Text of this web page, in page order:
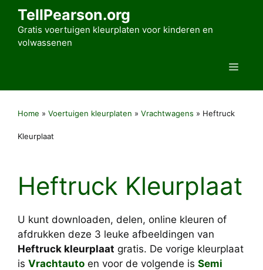
TellPearson.org
Gratis voertuigen kleurplaten voor kinderen en
volwassenen
Menu
Home » Voertuigen kleurplaten » Vrachtwagens » Heftruck
Kleurplaat
Heftruck Kleurplaat
U kunt downloaden, delen, online kleuren of
afdrukken deze 3 leuke afbeeldingen van
Heftruck kleurplaat gratis. De vorige kleurplaat
is Vrachtauto en voor de volgende is Semi